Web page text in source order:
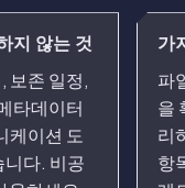
지 않는 것
보존 일정,
타데이터
케이션 도
니다. 비공
가
파
을
리
항